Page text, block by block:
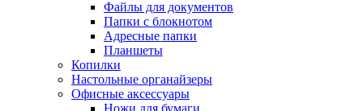
Файлы для документов
Папки с блокнотом
Адресные папки
Планшеты
Копилки
Настольные органайзеры
Офисные аксессуары
Ножи для бумаги